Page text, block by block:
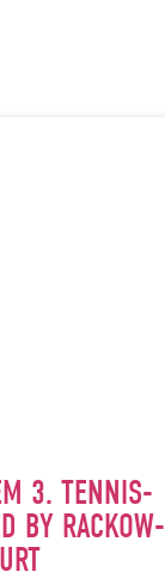
3. TENNIS-
BY RACKOW-